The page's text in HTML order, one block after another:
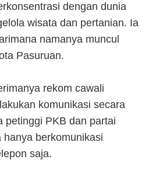
dengan dunia
wisata dan pertanian. Ia
namanya muncul
Pasuruan.
rekom cawali
komunikasi secara
petinggi PKB dan partai
berkomunikasi
saja.